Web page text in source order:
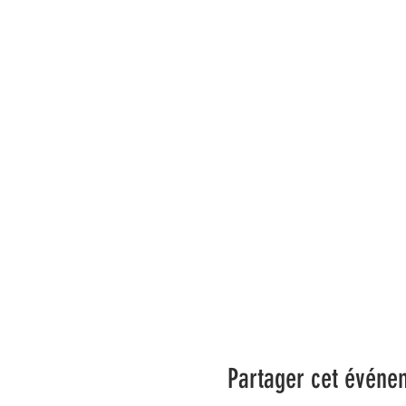
Partager cet